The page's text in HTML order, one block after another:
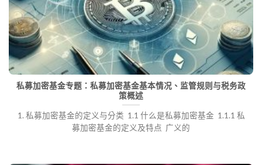
私募加密基金专题：私募加密基金基本情况、监管规则与税务政
策概述
1. 私募加密基金的定义与分类 1.1 什么是私募加密基金 1.1.1 私
募加密基金的定义及特点 广义的